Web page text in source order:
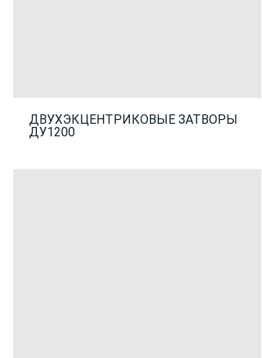
ДВУХЭКЦЕНТРИКОВЫЕ ЗАТВОРЫ
ДУ1200